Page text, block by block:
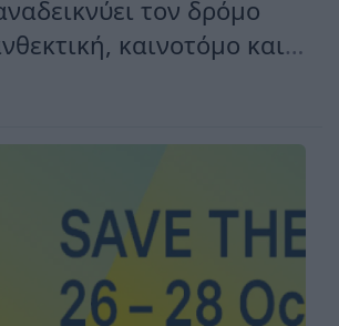
τον δρόμο
καινοτόμο και